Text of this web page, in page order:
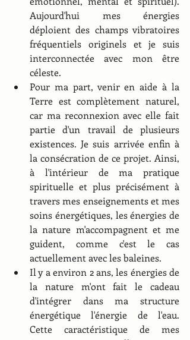
Aujourd'hui mes énergies
déploient des champs vibratoires
fréquentiels originels et je suis
interconnectée avec mon être
céleste.
Pour ma part, venir en aide à la
Terre est complètement naturel,
car ma reconnexion avec elle fait
partie d'un travail de plusieurs
existences. Je suis arrivée enfin à
la consécration de ce projet. Ainsi,
à l'intérieur de ma pratique
spirituelle et plus précisément à
travers mes enseignements et mes
soins énergétiques, les énergies de
la nature m'accompagnent et me
guident, comme c'est le cas
actuellement avec les baleines.
Il y a environ 2 ans, les énergies de
la nature m'ont fait le cadeau
d'intégrer dans ma structure
énergétique l'énergie de l'eau.
Cette caractéristique de mes